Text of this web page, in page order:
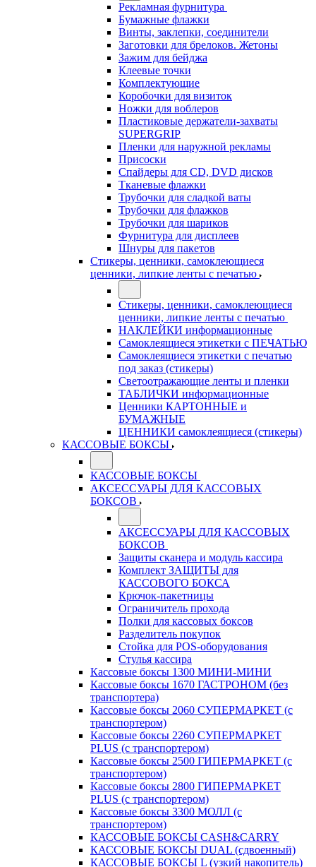
Рекламная фурнитура
Бумажные флажки
Винты, заклепки, соединители
Заготовки для брелоков. Жетоны
Зажим для бейджа
Клеевые точки
Комплектующие
Коробочки для визиток
Ножки для воблеров
Пластиковые держатели-захваты
SUPERGRIP
Пленки для наружной рекламы
Присоски
Спайдеры для CD, DVD дисков
Тканевые флажки
Трубочки для сладкой ваты
Трубочки для флажков
Трубочки для шариков
Фурнитура для дисплеев
Шнуры для пакетов
Стикеры, ценники, самоклеющиеся
ценники, липкие ленты с печатью
Стикеры, ценники, самоклеющиеся
ценники, липкие ленты с печатью
НАКЛЕЙКИ информационные
Самоклеящиеся этикетки с ПЕЧАТЬЮ
Самоклеящиеся этикетки с печатью
под заказ (стикеры)
Светоотражающие ленты и пленки
ТАБЛИЧКИ информационные
Ценники КАРТОННЫЕ и
БУМАЖНЫЕ
ЦЕННИКИ самоклеящиеся (стикеры)
КАССОВЫЕ БОКСЫ
КАССОВЫЕ БОКСЫ
АКСЕССУАРЫ ДЛЯ КАССОВЫХ
БОКСОВ
АКСЕССУАРЫ ДЛЯ КАССОВЫХ
БОКСОВ
Защиты сканера и модуль кассира
Комплект ЗАЩИТЫ для
КАССОВОГО БОКСА
Крючок-пакетницы
Ограничитель прохода
Полки для кассовых боксов
Разделитель покупок
Стойка для POS-оборудования
Стулья кассира
Кассовые боксы 1300 МИНИ-МИНИ
Кассовые боксы 1670 ГАСТРОНОМ (без
транспортера)
Кассовые боксы 2060 СУПЕРМАРКЕТ (с
транспортером)
Кассовые боксы 2260 СУПЕРМАРКЕТ
PLUS (с транспортером)
Кассовые боксы 2500 ГИПЕРМАРКЕТ (с
транспортером)
Кассовые боксы 2800 ГИПЕРМАРКЕТ
PLUS (с транспортером)
Кассовые боксы 3300 МОЛЛ (с
транспортером)
КАССОВЫЕ БОКСЫ CASH&CARRY
КАССОВЫЕ БОКСЫ DUAL (сдвоенный)
КАССОВЫЕ БОКСЫ L (узкий накопитель)